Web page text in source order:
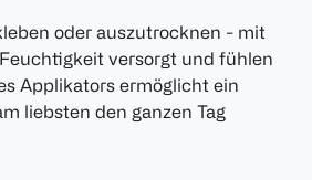
oder auszutrocknen - mit
versorgt und fühlen
Applikators ermöglicht ein
liebsten den ganzen Tag